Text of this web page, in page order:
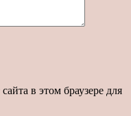
в этом браузере для